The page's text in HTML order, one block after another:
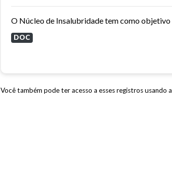
DOC
Você também pode ter acesso a esses registros usando a